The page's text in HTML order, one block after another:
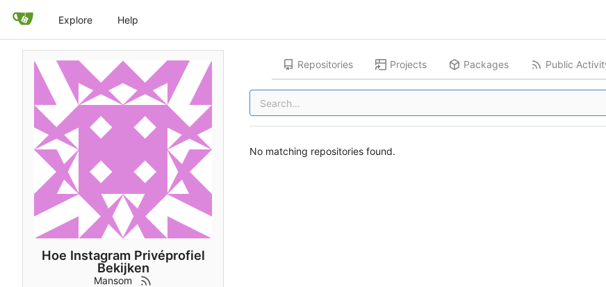
Explore Help
Hoe Instagram Privéprofiel
Bekijken
Mansom
Repositories Projects Packages Public
No matching repositories found.